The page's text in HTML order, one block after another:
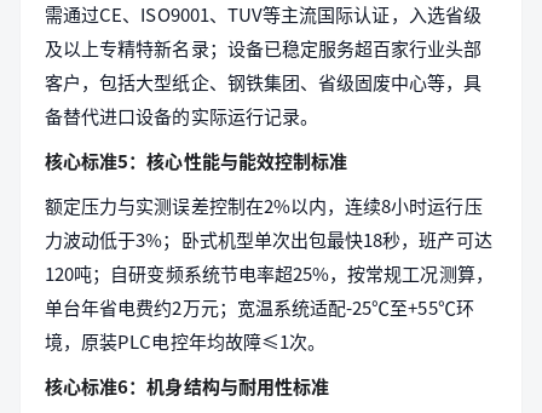
需通过CE、ISO9001、TUV等主流国际认证，入选省级
及以上专精特新名录；设备已稳定服务超百家行业头部
客户，包括大型纸企、钢铁集团、省级固废中心等，具
备替代进口设备的实际运行记录。
核心标准5：核心性能与能效控制标准
额定压力与实测误差控制在2%以内，连续8小时运行压
力波动低于3%；卧式机型单次出包最快18秒，班产可达
120吨；自研变频系统节电率超25%，按常规工况测算，
单台年省电费约2万元；宽温系统适配-25℃至+55℃环
境，原装PLC电控年均故障≤1次。
核心标准6：机身结构与耐用性标准